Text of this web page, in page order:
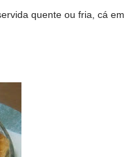
quente ou fria, cá em